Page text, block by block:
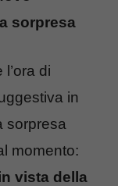
sorpresa
di
in
sorpresa
momento:
vista della